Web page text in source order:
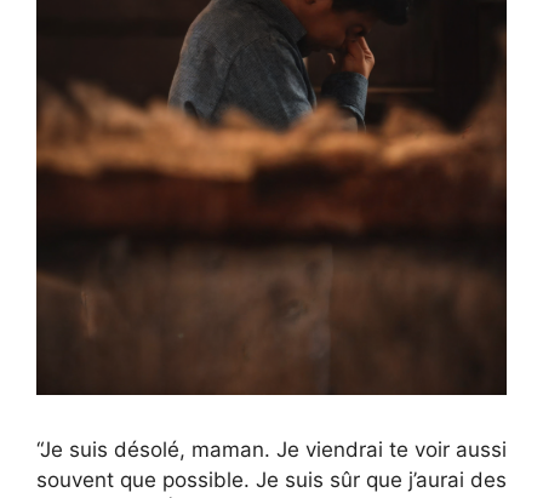
“Je suis désolé, maman. Je viendrai te voir aussi
souvent que possible. Je suis sûr que j’aurai des